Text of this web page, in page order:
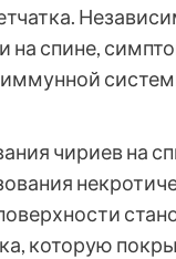
на спине,
иммунной
чириев на
которую